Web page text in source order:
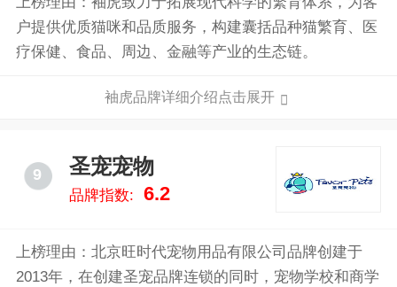
户提供优质猫咪和品质服务，构建囊括品种猫繁育、医
疗保健、食品、周边、金融等产业的生态链。
袖虎品牌详细介绍点击展开
9 圣宠宠物
品牌指数: 6.2
上榜理由：北京旺时代宠物用品有限公司品牌创建于
2013年，在创建圣宠品牌连锁的同时，宠物学校和商学